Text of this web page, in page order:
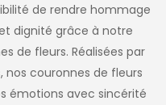
de rendre hommage
dignité grâce à notre
de fleurs. Réalisées par
nos couronnes de fleurs
émotions avec sincérité